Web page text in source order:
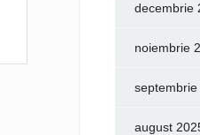
decembrie
noiembrie
august